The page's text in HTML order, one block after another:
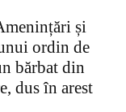
și
ordin de
bărbat din
dus în arest